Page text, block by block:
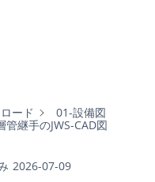
ード
01-設備図
管継手のJWS-CAD図
2026-07-09